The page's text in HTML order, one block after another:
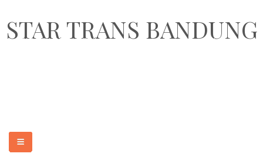
STAR TRANS BANDUNG
STAR TRANS BANDUNG adalah perusahaan penyedia jasa sewa